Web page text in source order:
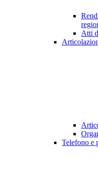
Atti
Telefono e